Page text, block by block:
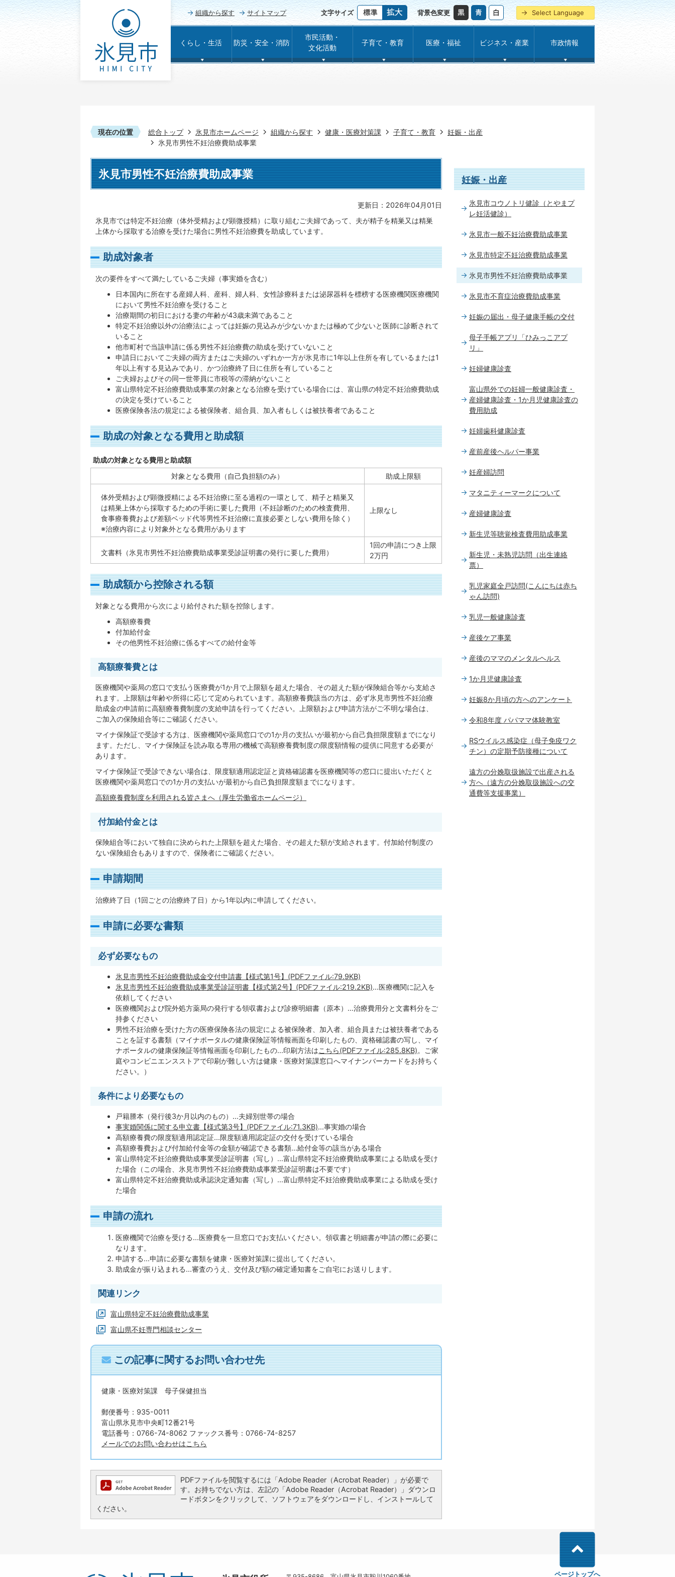
組織から探す サイトマップ 文字サイズ 背景色変更 Select Language
くらし・生活 防災・安全・消防
市民活動・
文化活動
子育て・教育 医療・福祉 ビジネス・産業 市政情報
現在の位置 総合トップ 氷見市ホームページ 組織から探す 健康・医療対策課 子育て・教育
妊娠・出産
氷見市男性不妊治療費助成事業
氷見市男性不妊治療費助成事業
更新日：2026年04月01日
氷見市では特定不妊治療（体外受精および顕微授精）に取り組むご夫婦であって、夫が精子を精巣又は精巣
上体から採取する治療を受けた場合に男性不妊治療費を助成しています。
助成対象者
次の要件をすべて満たしているご夫婦（事実婚を含む）
日本国内に所在する産婦人科、産科、婦人科、女性診療科または泌尿器科を標榜する医療機関医療機関
において男性不妊治療を受けること
治療期間の初日における妻の年齢が43歳未満であること
特定不妊治療以外の治療法によっては妊娠の見込みが少ないかまたは極めて少ないと医師に診断されて
いること
他市町村で当該申請に係る男性不妊治療費の助成を受けていないこと
申請日においてご夫婦の両方またはご夫婦のいずれか一方が氷見市に1年以上住所を有しているまたは1
年以上有する見込みであり、かつ治療終了日に住所を有していること
ご夫婦およびその同一世帯員に市税等の滞納がないこと
富山県特定不妊治療費助成事業の対象となる治療を受けている場合には、富山県の特定不妊治療費助成
の決定を受けていること
医療保険各法の規定による被保険者、組合員、加入者もしくは被扶養者であること
助成の対象となる費用と助成額
助成の対象となる費用と助成額
対象となる費用（自己負担額のみ）
助成上限額
体外受精および顕微授精による不妊治療に至る過程の一環として、精子と精巣又
は精巣上体から採取するための手術に要した費用（不妊診断のための検査費用、
食事療養費および差額ベッド代等男性不妊治療に直接必要としない費用を除く）
※治療内容により対象外となる費用があります
上限なし
文書料（氷見市男性不妊治療費助成事業受診証明書の発行に要した費用）
1回の申請につき上限
2万円
助成額から控除される額
対象となる費用から次により給付された額を控除します。
高額療養費
付加給付金
その他男性不妊治療に係るすべての給付金等
高額療養費とは
医療機関や薬局の窓口で支払う医療費が1か月で上限額を超えた場合、その超えた額が保険組合等から支給さ
れます。上限額は年齢や所得に応じて定められています。高額療養費該当の方は、必ず氷見市男性不妊治療
助成金の申請前に高額療養費制度の支給申請を行ってください。上限額および申請方法がご不明な場合は、
ご加入の保険組合等にご確認ください。
マイナ保険証で受診する方は、医療機関や薬局窓口での1か月の支払いが最初から自己負担限度額までになり
ます。ただし、マイナ保険証を読み取る専用の機械で高額療養費制度の限度額情報の提供に同意する必要が
あります。
マイナ保険証で受診できない場合は、限度額適用認定証と資格確認書を医療機関等の窓口に提出いただくと
医療機関や薬局窓口での1か月の支払いが最初から自己負担限度額までになります。
高額療養費制度を利用される皆さまへ（厚生労働省ホームページ）
付加給付金とは
保険組合等において独自に決められた上限額を超えた場合、その超えた額が支給されます。付加給付制度の
ない保険組合もありますので、保険者にご確認ください。
申請期間
治療終了日（1回ごとの治療終了日）から1年以内に申請してください。
申請に必要な書類
必ず必要なもの
氷見市男性不妊治療費助成金交付申請書【様式第1号】(PDFファイル:79.9KB)
氷見市男性不妊治療費助成事業受診証明書【様式第2号】(PDFファイル:219.2KB)...医療機関に記入を
依頼してください
医療機関および院外処方薬局の発行する領収書および診療明細書（原本）...治療費用分と文書料分をご
持参ください
男性不妊治療を受けた方の医療保険各法の規定による被保険者、加入者、組合員または被扶養者である
ことを証する書類（マイナポータルの健康保険証等情報画面を印刷したもの、資格確認書の写し、マイ
ナポータルの健康保険証等情報画面を印刷したもの...印刷方法はこちら(PDFファイル:285.8KB)。ご家
庭やコンビニエンスストアで印刷が難しい方は健康・医療対策課窓口へマイナンバーカードをお持ちく
ださい。）
条件により必要なもの
戸籍謄本（発行後3か月以内のもの）...夫婦別世帯の場合
事実婚関係に関する申立書【様式第3号】(PDFファイル:71.3KB)...事実婚の場合
高額療養費の限度額適用認定証...限度額適用認定証の交付を受けている場合
高額療養費および付加給付金等の金額が確認できる書類...給付金等の該当がある場合
富山県特定不妊治療費助成事業受診証明書（写し）...富山県特定不妊治療費助成事業による助成を受け
た場合（この場合、氷見市男性不妊治療費助成事業受診証明書は不要です）
富山県特定不妊治療費助成承認決定通知書（写し）...富山県特定不妊治療費助成事業による助成を受け
た場合
申請の流れ
医療機関で治療を受ける...医療費を一旦窓口でお支払いください。領収書と明細書が申請の際に必要に
なります。
申請する...申請に必要な書類を健康・医療対策課に提出してください。
助成金が振り込まれる...審査のうえ、交付及び額の確定通知書をご自宅にお送りします。
関連リンク
富山県特定不妊治療費助成事業
富山県不妊専門相談センター
この記事に関するお問い合わせ先
健康・医療対策課 母子保健担当
郵便番号：935-0011
富山県氷見市中央町12番21号
電話番号：0766-74-8062 ファックス番号：0766-74-8257
メールでのお問い合わせはこちら
PDFファイルを閲覧するには「Adobe Reader（Acrobat Reader）」が必要で
す。お持ちでない方は、左記の「Adobe Reader（Acrobat Reader）」ダウンロ
ードボタンをクリックして、ソフトウェアをダウンロードし、インストールして
ください。
妊娠・出産
氷見市コウノトリ健診（とやまプ
レ妊活健診）
氷見市一般不妊治療費助成事業
氷見市特定不妊治療費助成事業
氷見市男性不妊治療費助成事業
氷見市不育症治療費助成事業
妊娠の届出・母子健康手帳の交付
母子手帳アプリ「ひみっこアプ
リ」
妊婦健康診査
富山県外での妊婦一般健康診査・
産婦健康診査・1か月児健康診査の
費用助成
妊婦歯科健康診査
産前産後ヘルパー事業
妊産婦訪問
マタニティーマークについて
産婦健康診査
新生児等聴覚検査費用助成事業
新生児・未熟児訪問（出生連絡
票）
乳児家庭全戸訪問(こんにちは赤ち
ゃん訪問)
乳児一般健康診査
産後ケア事業
産後のママのメンタルヘルス
1か月児健康診査
妊娠8か月頃の方へのアンケート
令和8年度 パパママ体験教室
RSウイルス感染症（母子免疫ワク
チン）の定期予防接種について
遠方の分娩取扱施設で出産される
方へ（遠方の分娩取扱施設への交
通費等支援事業）
ページトップへ